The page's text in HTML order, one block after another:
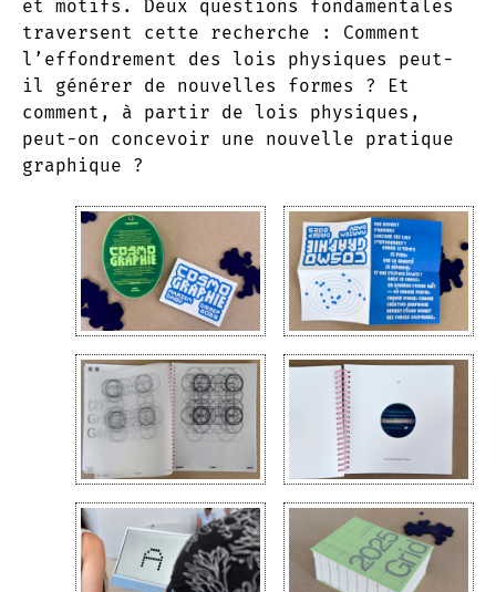
et motifs. Deux questions fondamentales
traversent cette recherche : Comment
l’effondrement des lois physiques peut-
il générer de nouvelles formes ? Et
comment, à partir de lois physiques,
peut-on concevoir une nouvelle pratique
graphique ?